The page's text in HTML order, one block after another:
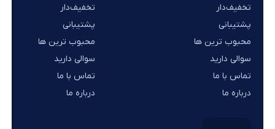
تخفیف‌دار
پشتیبانی
محبوب ترین ها
سوالی دارید
تماس با ما
درباره ما
تخفیف‌دار
پشتیبانی
محبوب ترین ها
سوالی دارید
تماس با ما
درباره ما